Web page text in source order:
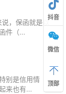
，保函就是以
件（...
别是信用情
来也有...
抖音
微信
顶部